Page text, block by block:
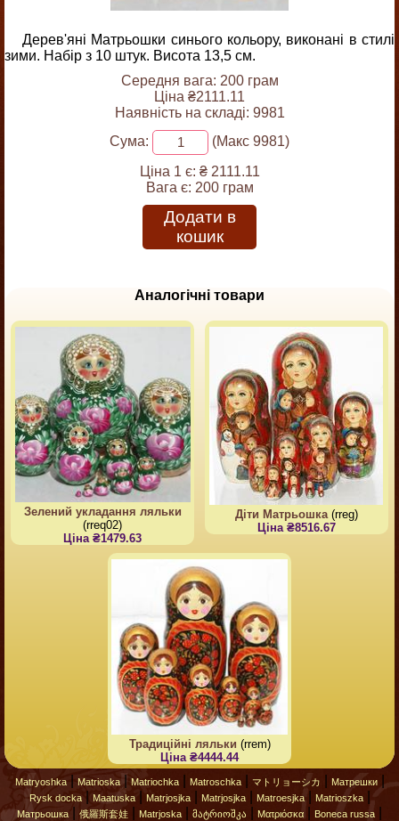
Дерев'яні Матрьошки синього кольору, виконані в стилі
зими. Набір з 10 штук. Висота 13,5 см.
Середня вага: 200 грам
Ціна ₴2111.11
Наявність на складі: 9981
Сума:
(Макс 9981)
Ціна 1 є: ₴ 2111.11
Вага є: 200 грам
Додати в
кошик
Аналогічні товари
Зелений укладання ляльки
(rreq02)
Ціна ₴1479.63
Діти Матрьошка(rreg)
Ціна ₴8516.67
Традиційні ляльки (rrem)
Ціна ₴4444.44
Matryoshka| Matrioska| Matriochka| Matroschka| マトリョーシカ Матрешки|
Rysk docka| Maatuska| Matrjosjka| Matrjosjka| Matroesjka| Matrioszka|
Матрьошка 俄羅斯套娃 Matrjoska მატრიოშკა Ματριόσκα Boneca russa